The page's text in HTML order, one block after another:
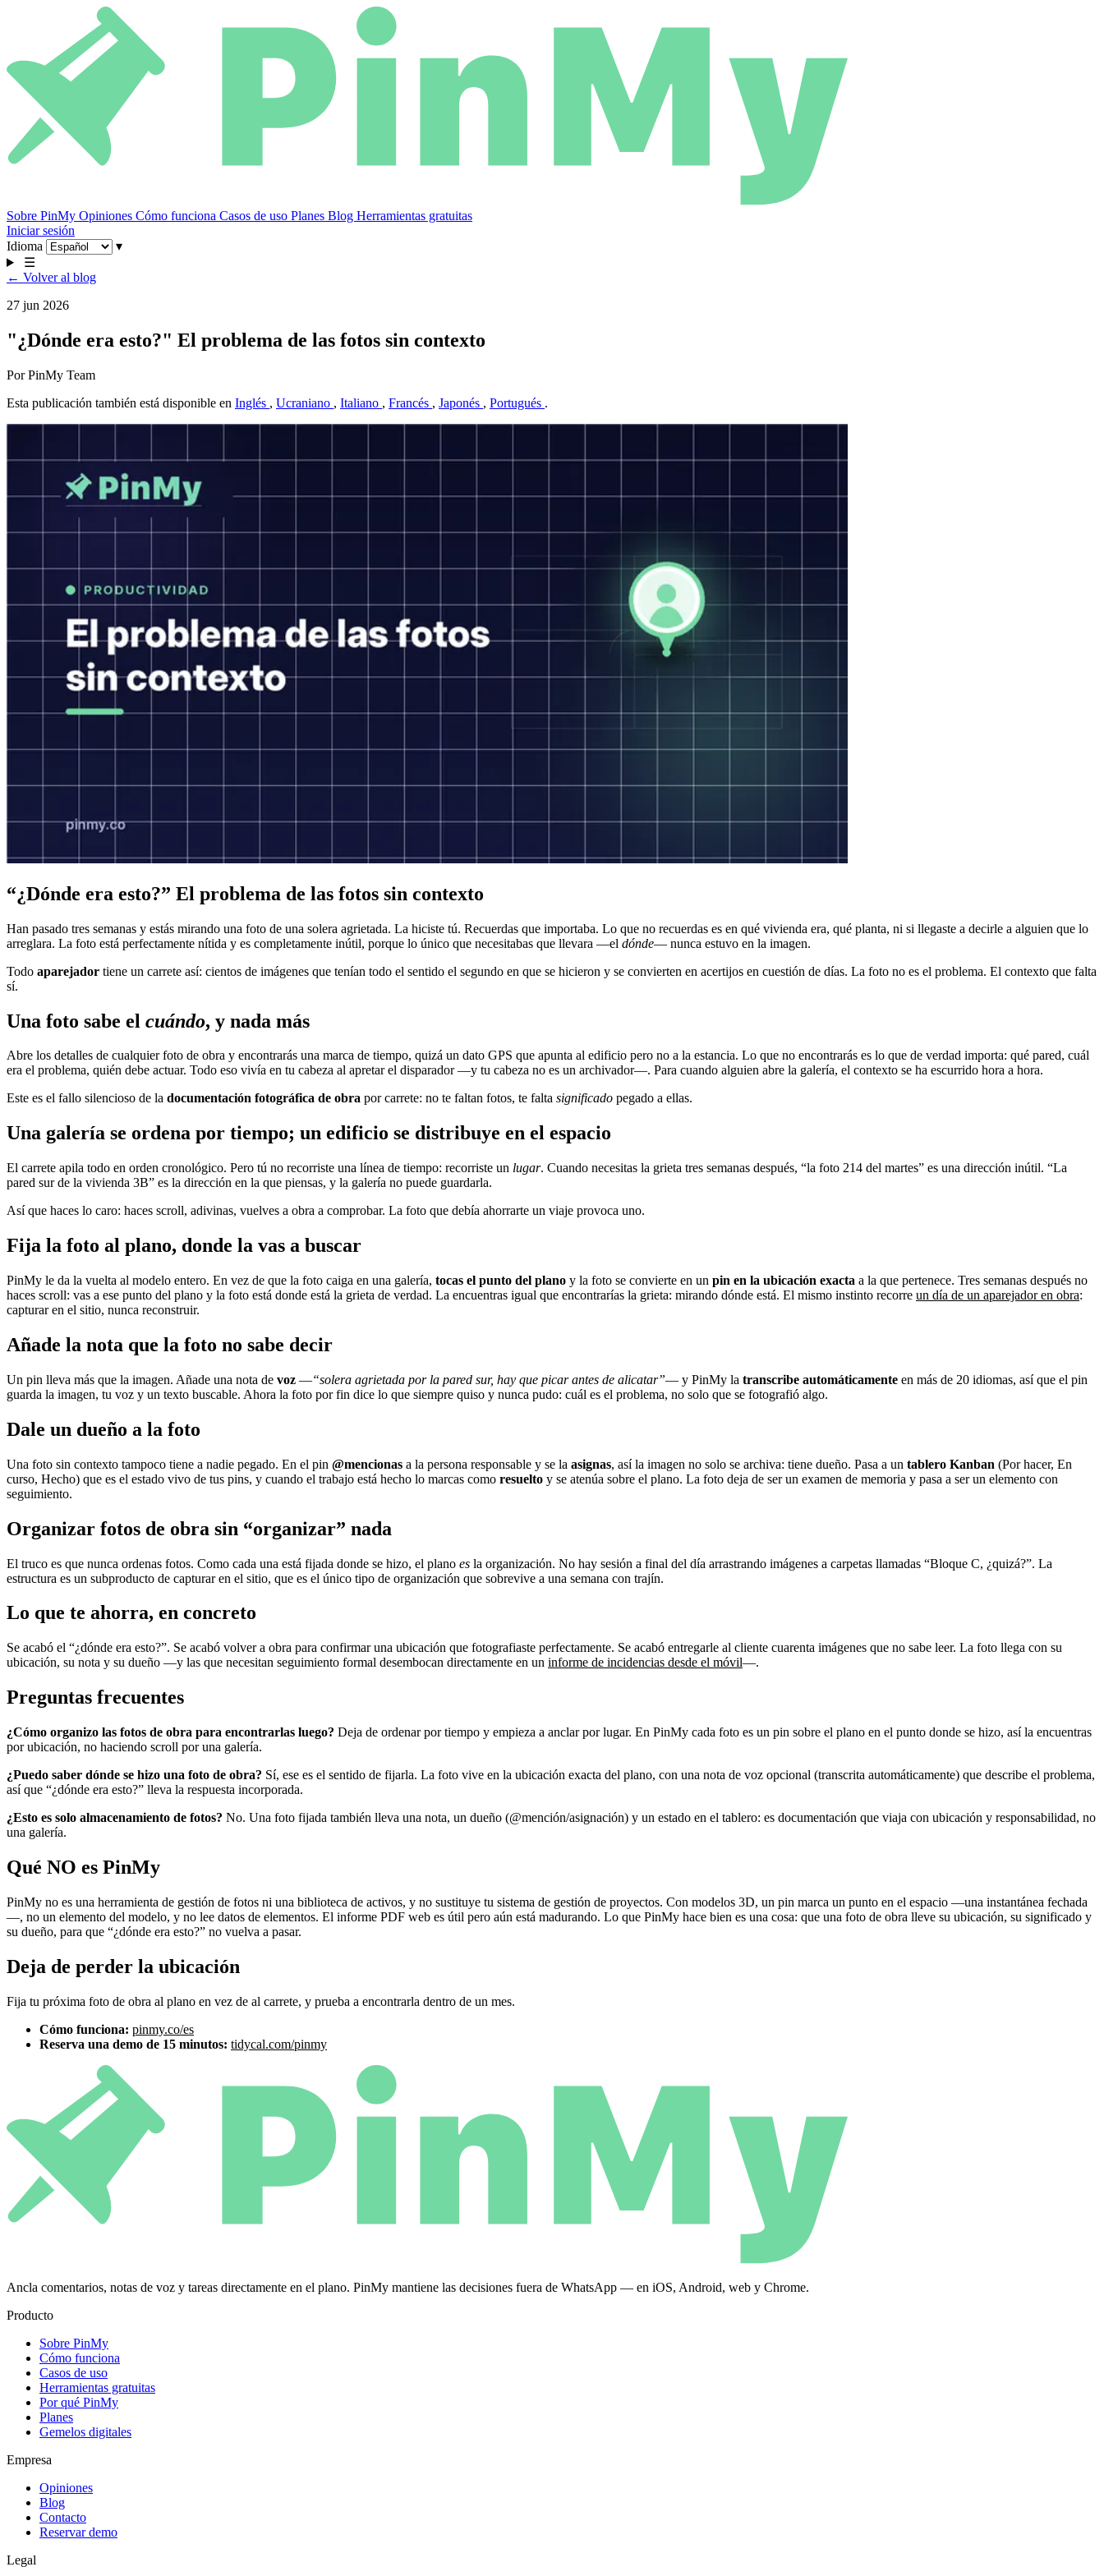
Sobre PinMy Opiniones Cómo funciona Casos de uso Planes Blog Herramientas gratuitas
Iniciar sesión
Idioma
▾
☰
← Volver al blog
27 jun 2026
"¿Dónde era esto?" El problema de las fotos sin contexto
Por PinMy Team
Esta publicación también está disponible en Inglés , Ucraniano , Italiano , Francés , Japonés , Portugués .
“¿Dónde era esto?” El problema de las fotos sin contexto
Han pasado tres semanas y estás mirando una foto de una solera agrietada. La hiciste tú. Recuerdas que importaba. Lo que no recuerdas es en qué vivienda era, qué planta, ni si llegaste a decirle a alguien que lo
arreglara. La foto está perfectamente nítida y es completamente inútil, porque lo único que necesitabas que llevara —el dónde— nunca estuvo en la imagen.
Todo aparejador tiene un carrete así: cientos de imágenes que tenían todo el sentido el segundo en que se hicieron y se convierten en acertijos en cuestión de días. La foto no es el problema. El contexto que falta
sí.
Una foto sabe el cuándo, y nada más
Abre los detalles de cualquier foto de obra y encontrarás una marca de tiempo, quizá un dato GPS que apunta al edificio pero no a la estancia. Lo que no encontrarás es lo que de verdad importa: qué pared, cuál
era el problema, quién debe actuar. Todo eso vivía en tu cabeza al apretar el disparador —y tu cabeza no es un archivador—. Para cuando alguien abre la galería, el contexto se ha escurrido hora a hora.
Este es el fallo silencioso de la documentación fotográfica de obra por carrete: no te faltan fotos, te falta significado pegado a ellas.
Una galería se ordena por tiempo; un edificio se distribuye en el espacio
El carrete apila todo en orden cronológico. Pero tú no recorriste una línea de tiempo: recorriste un lugar. Cuando necesitas la grieta tres semanas después, “la foto 214 del martes” es una dirección inútil. “La
pared sur de la vivienda 3B” es la dirección en la que piensas, y la galería no puede guardarla.
Así que haces lo caro: haces scroll, adivinas, vuelves a obra a comprobar. La foto que debía ahorrarte un viaje provoca uno.
Fija la foto al plano, donde la vas a buscar
PinMy le da la vuelta al modelo entero. En vez de que la foto caiga en una galería, tocas el punto del plano y la foto se convierte en un pin en la ubicación exacta a la que pertenece. Tres semanas después no
haces scroll: vas a ese punto del plano y la foto está donde está la grieta de verdad. La encuentras igual que encontrarías la grieta: mirando dónde está. El mismo instinto recorre un día de un aparejador en obra:
capturar en el sitio, nunca reconstruir.
Añade la nota que la foto no sabe decir
Un pin lleva más que la imagen. Añade una nota de voz —“solera agrietada por la pared sur, hay que picar antes de alicatar”— y PinMy la transcribe automáticamente en más de 20 idiomas, así que el pin
guarda la imagen, tu voz y un texto buscable. Ahora la foto por fin dice lo que siempre quiso y nunca pudo: cuál es el problema, no solo que se fotografió algo.
Dale un dueño a la foto
Una foto sin contexto tampoco tiene a nadie pegado. En el pin @mencionas a la persona responsable y se la asignas, así la imagen no solo se archiva: tiene dueño. Pasa a un tablero Kanban (Por hacer, En
curso, Hecho) que es el estado vivo de tus pins, y cuando el trabajo está hecho lo marcas como resuelto y se atenúa sobre el plano. La foto deja de ser un examen de memoria y pasa a ser un elemento con
seguimiento.
Organizar fotos de obra sin “organizar” nada
El truco es que nunca ordenas fotos. Como cada una está fijada donde se hizo, el plano es la organización. No hay sesión a final del día arrastrando imágenes a carpetas llamadas “Bloque C, ¿quizá?”. La
estructura es un subproducto de capturar en el sitio, que es el único tipo de organización que sobrevive a una semana con trajín.
Lo que te ahorra, en concreto
Se acabó el “¿dónde era esto?”. Se acabó volver a obra para confirmar una ubicación que fotografiaste perfectamente. Se acabó entregarle al cliente cuarenta imágenes que no sabe leer. La foto llega con su
ubicación, su nota y su dueño —y las que necesitan seguimiento formal desembocan directamente en un informe de incidencias desde el móvil—.
Preguntas frecuentes
¿Cómo organizo las fotos de obra para encontrarlas luego? Deja de ordenar por tiempo y empieza a anclar por lugar. En PinMy cada foto es un pin sobre el plano en el punto donde se hizo, así la encuentras
por ubicación, no haciendo scroll por una galería.
¿Puedo saber dónde se hizo una foto de obra? Sí, ese es el sentido de fijarla. La foto vive en la ubicación exacta del plano, con una nota de voz opcional (transcrita automáticamente) que describe el problema,
así que “¿dónde era esto?” lleva la respuesta incorporada.
¿Esto es solo almacenamiento de fotos? No. Una foto fijada también lleva una nota, un dueño (@mención/asignación) y un estado en el tablero: es documentación que viaja con ubicación y responsabilidad, no
una galería.
Qué NO es PinMy
PinMy no es una herramienta de gestión de fotos ni una biblioteca de activos, y no sustituye tu sistema de gestión de proyectos. Con modelos 3D, un pin marca un punto en el espacio —una instantánea fechada
—, no un elemento del modelo, y no lee datos de elementos. El informe PDF web es útil pero aún está madurando. Lo que PinMy hace bien es una cosa: que una foto de obra lleve su ubicación, su significado y
su dueño, para que “¿dónde era esto?” no vuelva a pasar.
Deja de perder la ubicación
Fija tu próxima foto de obra al plano en vez de al carrete, y prueba a encontrarla dentro de un mes.
Cómo funciona: pinmy.co/es
Reserva una demo de 15 minutos: tidycal.com/pinmy
Ancla comentarios, notas de voz y tareas directamente en el plano. PinMy mantiene las decisiones fuera de WhatsApp — en iOS, Android, web y Chrome.
Producto
Sobre PinMy
Cómo funciona
Casos de uso
Herramientas gratuitas
Por qué PinMy
Planes
Gemelos digitales
Empresa
Opiniones
Blog
Contacto
Reservar demo
Legal